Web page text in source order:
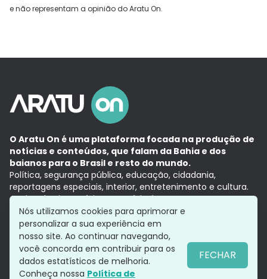
e não representam a opinião do Aratu On.
O Aratu On é uma plataforma focada na produção de
notícias e conteúdos, que falam da Bahia e dos
baianos para o Brasil e resto do mundo.
Política, segurança pública, educação, cidadania,
reportagens especiais, interior, entretenimento e cultura.
Aqui, tudo vira notícia e a notícia é no tempo presente,
com a credibilidade do Grupo Aratu.
Grupo Aratu
Política de privacidade
Siga-nos
Nós utilizamos cookies para aprimorar e
personalizar a sua experiência em
nosso site. Ao continuar navegando,
você concorda em contribuir para os
dados estatísticos de melhoria.
Conheça nossa Política de
FECHAR